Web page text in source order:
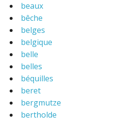
beaux
bêche
belges
belgique
belle
belles
béquilles
beret
bergmutze
bertholde